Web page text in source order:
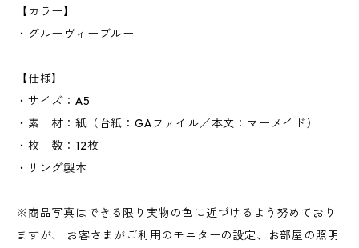
【カラー】
・グルーヴィーブルー
【仕様】
・サイズ：A5
・素 材：紙（台紙：GAファイル／本文：マーメイド）
・枚 数：12枚
・リング製本
※商品写真はできる限り実物の色に近づけるよう努めており
ますが、 お客さまがご利用のモニターの設定、お部屋の照明